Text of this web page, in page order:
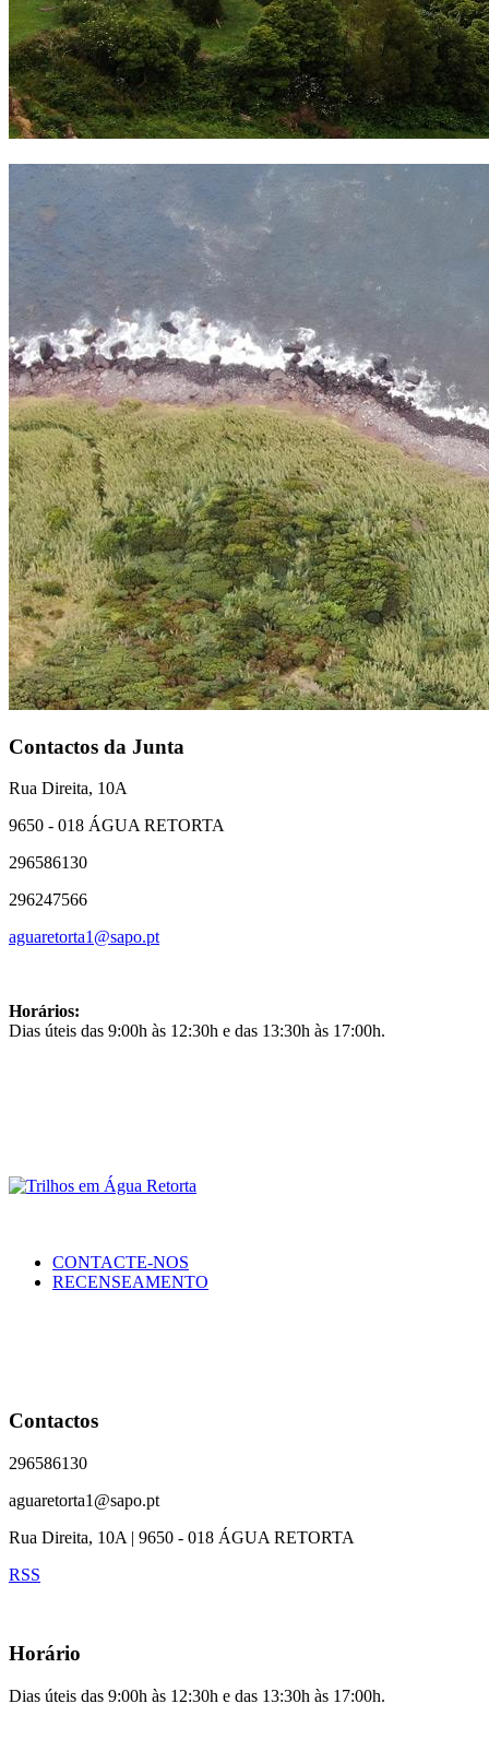
Contactos da Junta
Rua Direita, 10A
9650 - 018 ÁGUA RETORTA
296586130
296247566
aguaretorta1@sapo.pt
Horários:
Dias úteis das 9:00h às 12:30h e das 13:30h às 17:00h.
CONTACTE-NOS
RECENSEAMENTO
Contactos
296586130
aguaretorta1@sapo.pt
Rua Direita, 10A | 9650 - 018 ÁGUA RETORTA
RSS
Horário
Dias úteis das 9:00h às 12:30h e das 13:30h às 17:00h.